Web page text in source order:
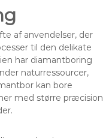
af anvendelser, der
til den delikate
har diamantboring
naturressourcer,
kan bore
med større præcision